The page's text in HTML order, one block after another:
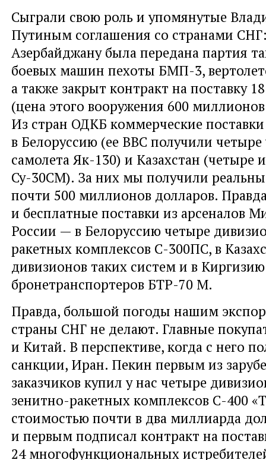
Сыграли свою роль и упомянутые
Путиным соглашения со странами
Азербайджану была передана партия
боевых машин пехоты БМП-3,
а также закрыт контракт на поставку
(цена этого вооружения 600
Из стран ОДКБ коммерческие
в Белоруссию (ее ВВС получили
самолета Як-130) и Казахстан (четыре
Су-30СМ). За них мы получили
почти 500 миллионов долларов.
и бесплатные поставки из арсеналов
России — в Белоруссию четыре
ракетных комплексов С-300ПС, в
дивизионов таких систем и в
бронетранспортеров БТР-70 М.
Правда, большой погоды нашим
страны СНГ не делают. Главные
и Китай. В перспективе, когда с него
санкции, Иран. Пекин первым из
заказчиков купил у нас четыре
зенитно-ракетных комплексов С-400
стоимостью почти в два миллиарда
и первым подписал контракт на
24 многофункциональных